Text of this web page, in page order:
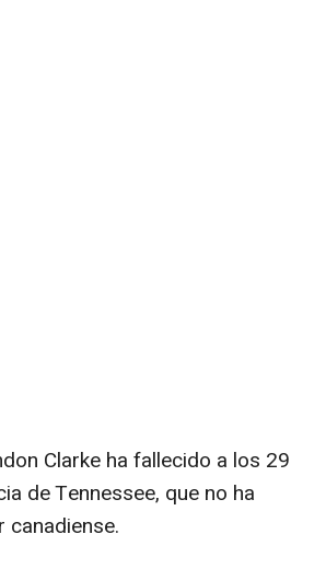
Clarke ha fallecido a los 29
de Tennessee, que no ha
canadiense.